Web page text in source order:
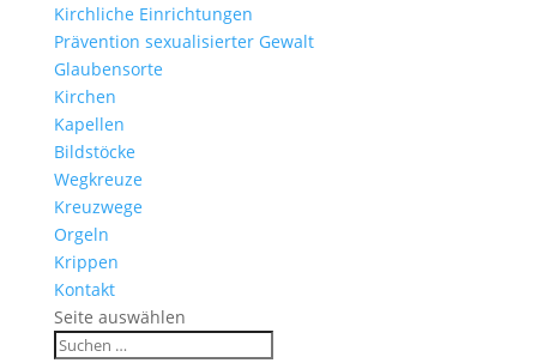
Kirch­liche Einrichtungen
Präven­tion sexua­li­sierter Gewalt
Glau­ben­s­orte
Kirchen
Kapellen
Bild­stöcke
Wegkreuze
Kreuz­wege
Orgeln
Krippen
Kontakt
Seite auswählen